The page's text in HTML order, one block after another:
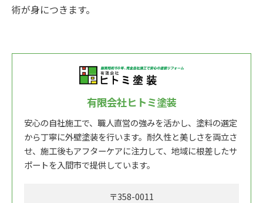
術が身につきます。
有限会社ヒトミ塗装
安心の自社施工で、職人直営の強みを活かし、塗料の選定
から丁寧に外壁塗装を行います。耐久性と美しさを両立さ
せ、施工後もアフターケアに注力して、地域に根差したサ
ポートを入間市で提供しています。
〒358-0011